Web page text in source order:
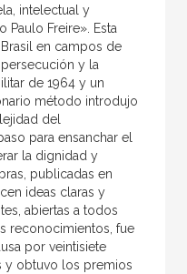
intelectual y
Freire». Esta
en campos de
y la
de 1964 y un
método introdujo
del
para ensanchar el
la dignidad y
publicadas en
ideas claras y
abiertas a todos
reconocimientos, fue
por veintisiete
y obtuvo los premios